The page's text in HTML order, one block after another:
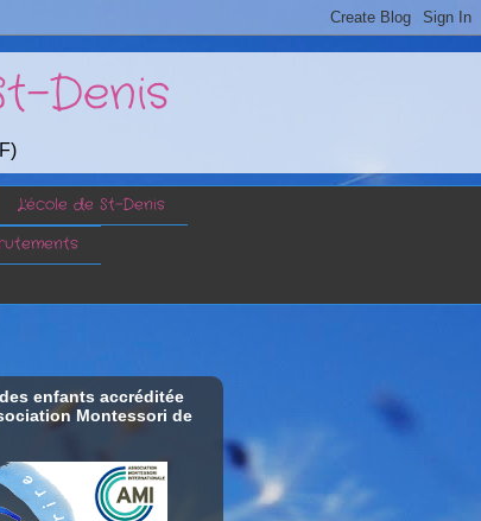
Denis
L'école de St-Denis
enfants accréditée
Montessori de